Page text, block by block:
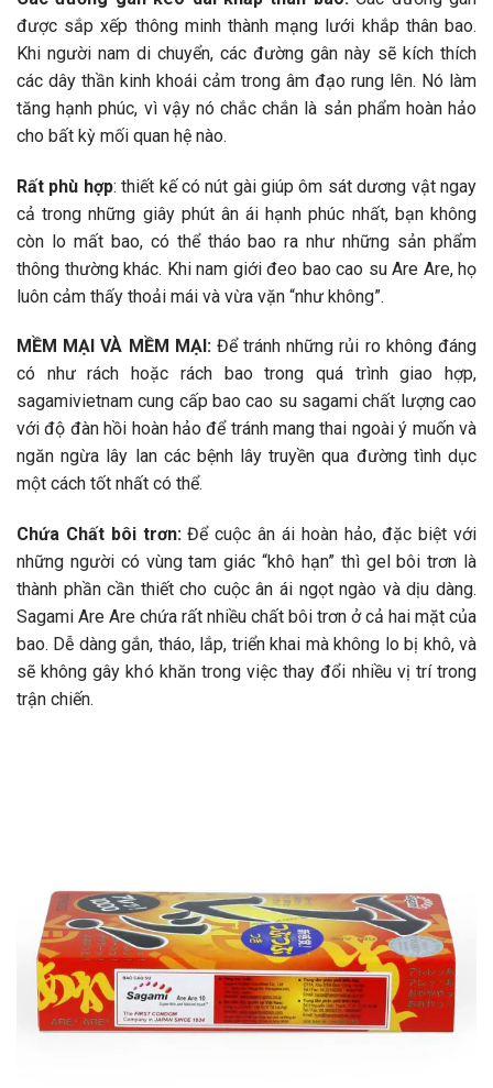
được sắp xếp thông minh thành mạng lưới khắp thân bao.
Khi người nam di chuyển, các đường gân này sẽ kích thích
các dây thần kinh khoái cảm trong âm đạo rung lên. Nó làm
tăng hạnh phúc, vì vậy nó chắc chắn là sản phẩm hoàn hảo
cho bất kỳ mối quan hệ nào.
Rất phù hợp: thiết kế có nút gài giúp ôm sát dương vật ngay
cả trong những giây phút ân ái hạnh phúc nhất, bạn không
còn lo mất bao, có thể tháo bao ra như những sản phẩm
thông thường khác. Khi nam giới đeo bao cao su Are Are, họ
luôn cảm thấy thoải mái và vừa vặn “như không”.
MỀM MẠI VÀ MỀM MẠI:Để tránh những rủi ro không đáng
có như rách hoặc rách bao trong quá trình giao hợp,
sagamivietnam cung cấp bao cao su sagami chất lượng cao
với độ đàn hồi hoàn hảo để tránh mang thai ngoài ý muốn và
ngăn ngừa lây lan các bệnh lây truyền qua đường tình dục
một cách tốt nhất có thể.
Chứa Chất bôi trơn:Để cuộc ân ái hoàn hảo, đặc biệt với
những người có vùng tam giác “khô hạn” thì gel bôi trơn là
thành phần cần thiết cho cuộc ân ái ngọt ngào và dịu dàng.
Sagami Are Are chứa rất nhiều chất bôi trơn ở cả hai mặt của
bao. Dễ dàng gắn, tháo, lắp, triển khai mà không lo bị khô, và
sẽ không gây khó khăn trong việc thay đổi nhiều vị trí trong
trận chiến.